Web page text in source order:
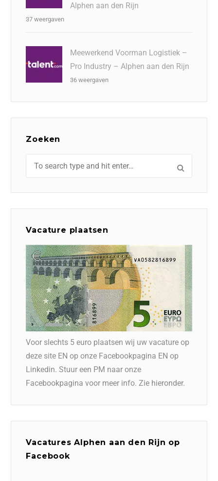
Alphen aan den Rijn
37 weergaven
Meewerkend Voorman Logistiek –
Pro Industry – Alphen aan den Rijn
36 weergaven
Zoeken
Vacature plaatsen
Voor slechts 5 euro plaatsen wij uw vacature op
deze site EN op onze Facebookpagina EN op
Linkedin. Stuur een PM naar onze
Facebookpagina voor meer info. Zie hieronder.
Vacatures Alphen aan den Rijn op
Facebook